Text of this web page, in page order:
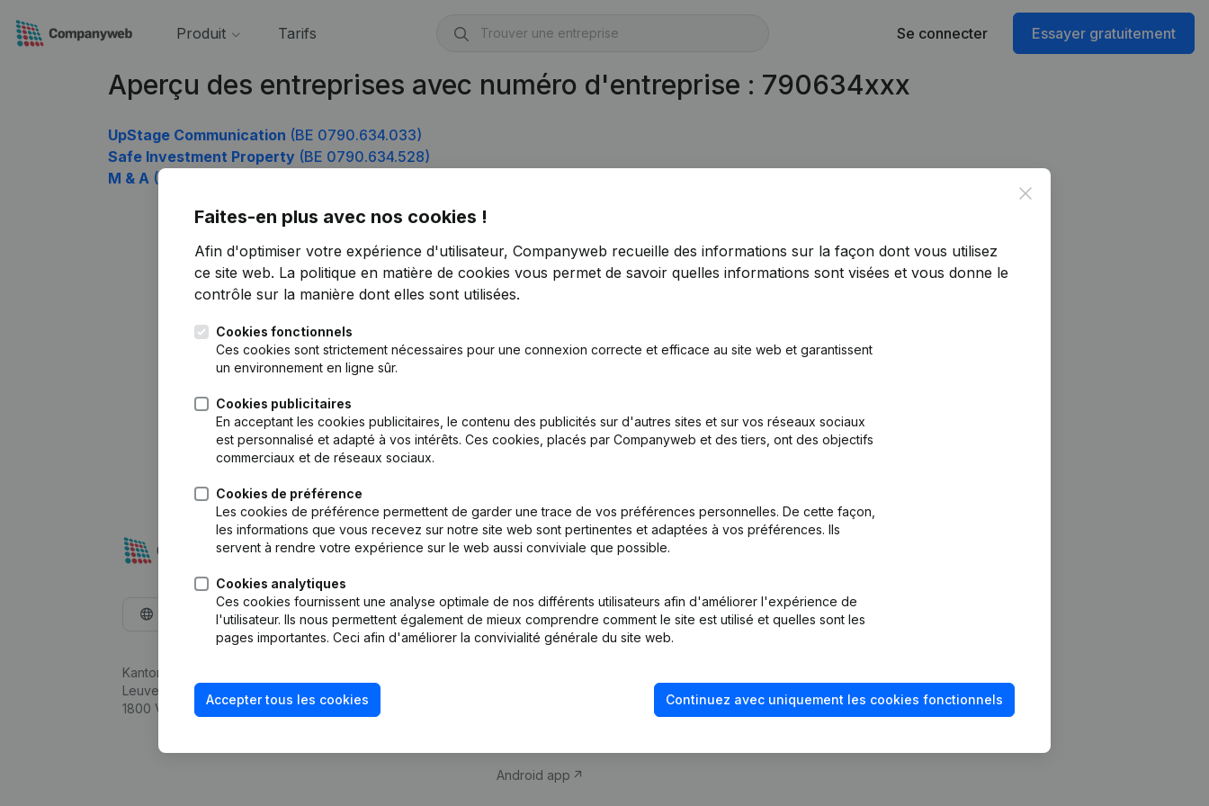
Produit Tarifs Se connecter Essayer gratuitement
Aperçu des entreprises avec numéro d'entreprise : 790634xxx
UpStage Communication (BE 0790.634.033)
Safe Investment Property (BE 0790.634.528)
M & A (BE 0790.634.726)
Close
Faites-en plus avec nos cookies !
Afin d'optimiser votre expérience d'utilisateur, Companyweb recueille des informations sur la façon dont vous utilisez
ce site web. La politique en matière de cookies vous permet de savoir quelles informations sont visées et vous donne le
contrôle sur la manière dont elles sont utilisées.
Cookies fonctionnels
Ces cookies sont strictement nécessaires pour une connexion correcte et efficace au site web et garantissent
un environnement en ligne sûr.
Cookies publicitaires
En acceptant les cookies publicitaires, le contenu des publicités sur d'autres sites et sur vos réseaux sociaux
est personnalisé et adapté à vos intérêts. Ces cookies, placés par Companyweb et des tiers, ont des objectifs
commerciaux et de réseaux sociaux.
Cookies de préférence
Les cookies de préférence permettent de garder une trace de vos préférences personnelles. De cette façon,
les informations que vous recevez sur notre site web sont pertinentes et adaptées à vos préférences. Ils
servent à rendre votre expérience sur le web aussi conviviale que possible.
Cookies analytiques
Ces cookies fournissent une analyse optimale de nos différents utilisateurs afin d'améliorer l'expérience de
l'utilisateur. Ils nous permettent également de mieux comprendre comment le site est utilisé et quelles sont les
pages importantes. Ceci afin d'améliorer la convivialité générale du site web.
Accepter tous les cookies Continuez avec uniquement les cookies fonctionnels
Français
Kantorenpark Everest
Leuvensesteenweg 248D,
1800 Vilvoorde
Produit
d’entreprise
Monitoring
Android app
fraude
Consulter des comptes annuels
Vérification de la solvabilité